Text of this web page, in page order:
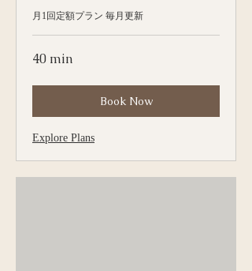
月1回定額プラン 毎月更新
40 min
Book Now
Explore Plans